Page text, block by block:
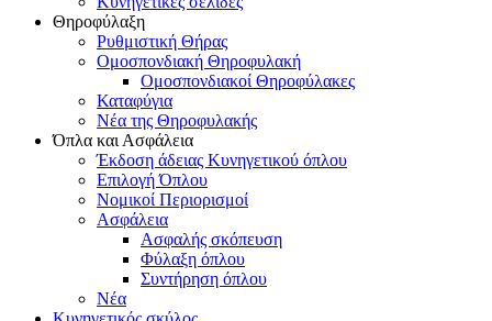
Θηροφύλαξη
Ρυθμιστική Θήρας
Ομοσπονδιακή Θηροφυλακή
Oμοσπονδιακοί Θηροφύλακες
Καταφύγια
Νέα της Θηροφυλακής
Όπλα και Ασφάλεια
Έκδοση άδειας Κυνηγετικού όπλου
Επιλογή Όπλου
Νομικοί Περιορισμοί
Ασφάλεια
Ασφαλής σκόπευση
Φύλαξη όπλου
Συντήρηση όπλου
Νέα